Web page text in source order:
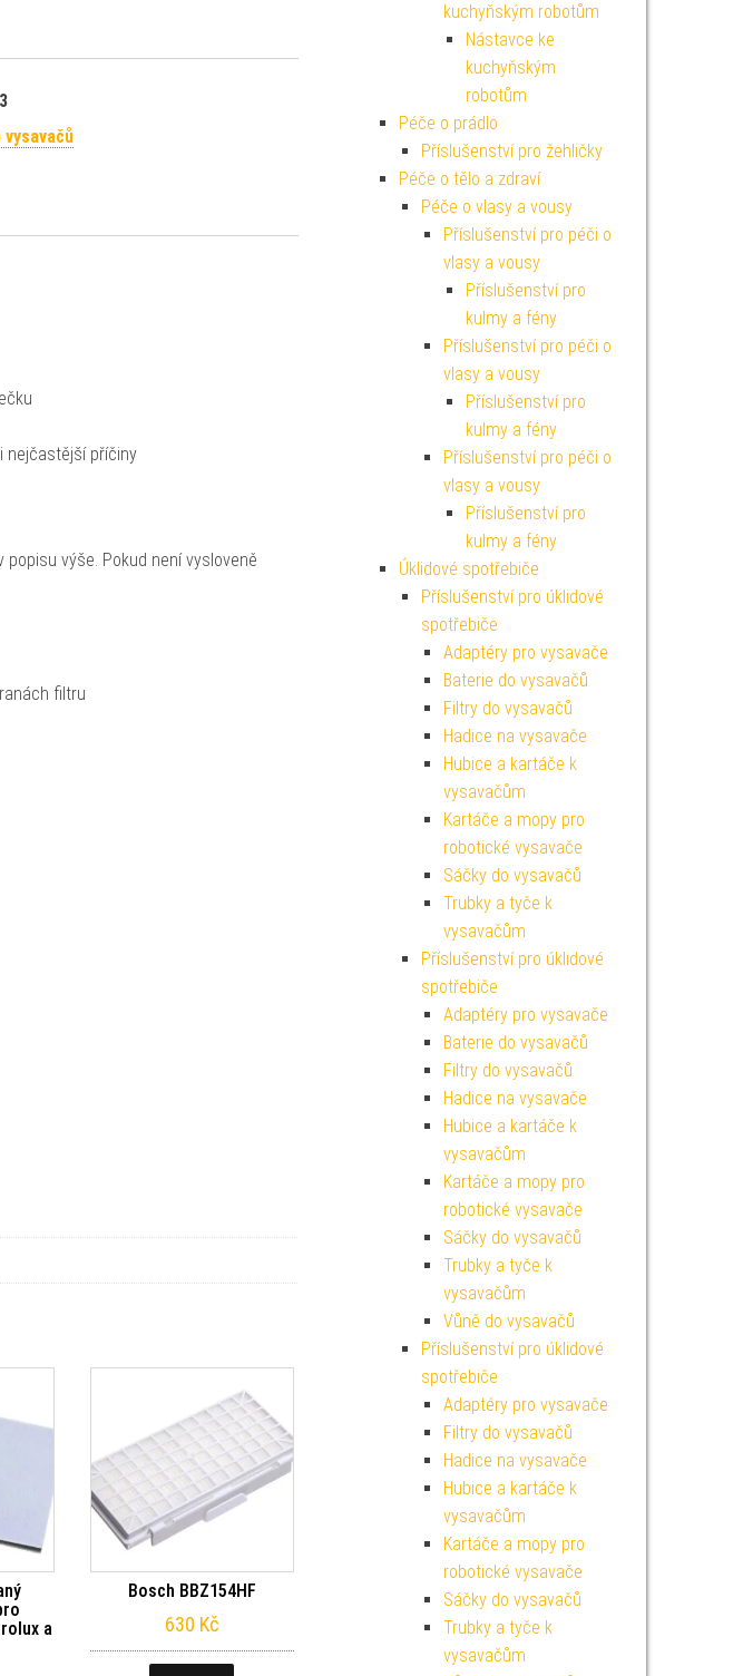
nejčastější příčiny
výše. Pokud není vysloveně
filtru
a
Bosch BBZ154HF
630 Kč
kuchyňským robotům
Nástavce ke
kuchyňským
robotům
Péče o prádlo
Příslušenství pro žehličky
Péče o tělo a zdraví
Péče o vlasy a vousy
Příslušenství pro péči o
vlasy a vousy
Příslušenství pro
kulmy a fény
Příslušenství pro péči o
vlasy a vousy
Příslušenství pro
kulmy a fény
Příslušenství pro péči o
vlasy a vousy
Příslušenství pro
kulmy a fény
Úklidové spotřebiče
Příslušenství pro úklidové
spotřebiče
Adaptéry pro vysavače
Baterie do vysavačů
Filtry do vysavačů
Hadice na vysavače
Hubice a kartáče k
vysavačům
Kartáče a mopy pro
robotické vysavače
Sáčky do vysavačů
Trubky a tyče k
vysavačům
Příslušenství pro úklidové
spotřebiče
Adaptéry pro vysavače
Baterie do vysavačů
Filtry do vysavačů
Hadice na vysavače
Hubice a kartáče k
vysavačům
Kartáče a mopy pro
robotické vysavače
Sáčky do vysavačů
Trubky a tyče k
vysavačům
Vůně do vysavačů
Příslušenství pro úklidové
spotřebiče
Adaptéry pro vysavače
Filtry do vysavačů
Hadice na vysavače
Hubice a kartáče k
vysavačům
Kartáče a mopy pro
robotické vysavače
Sáčky do vysavačů
Trubky a tyče k
vysavačům